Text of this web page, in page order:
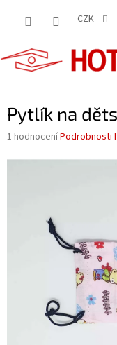
CZK
Pytlík na
Průměrné
produktu
hvězdiček.
1 hodnoceníPodrobnosti